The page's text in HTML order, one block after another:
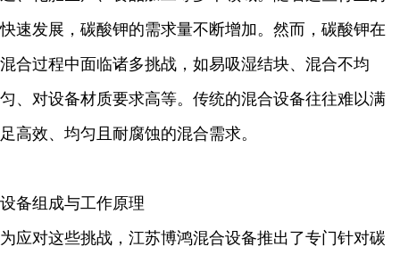
快速发展，碳酸钾的需求量不断增加。然而，碳酸钾在
混合过程中面临诸多挑战，如易吸湿结块、混合不均
匀、对设备材质要求高等。传统的混合设备往往难以满
足高效、均匀且耐腐蚀的混合需求。
设备组成与工作原理
为应对这些挑战，江苏博鸿混合设备推出了专门针对碳